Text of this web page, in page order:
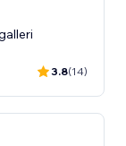
3.8(14)